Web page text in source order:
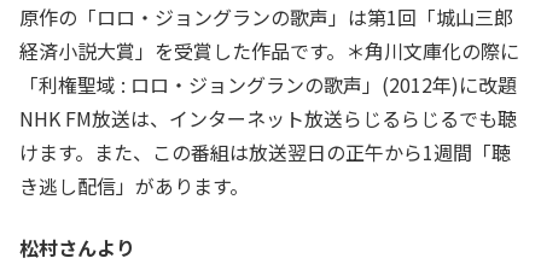
原作の「ロロ・ジョングランの歌声」は第1回「城山三郎
経済小説大賞」を受賞した作品です。＊角川文庫化の際に
「利権聖域 : ロロ・ジョングランの歌声」(2012年)に改題
NHK FM放送は、インターネット放送らじるらじるでも聴
けます。また、この番組は放送翌日の正午から1週間「聴
き逃し配信」があります。
松村さんより